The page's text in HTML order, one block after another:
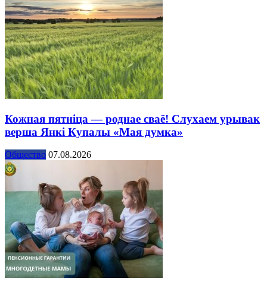
Кожная пятніца — роднае сваё! Слухаем урывак
верша Янкі Купалы «Мая думка»
Общество 07.08.2026